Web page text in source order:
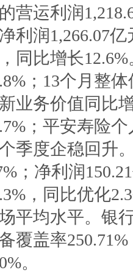
营运利润
利润1,266.07
同比增长
；13个月整
业务价值同比
；平安寿险
季度企稳回升
；净利润
，同比优化
平均水平。银
覆盖率
。